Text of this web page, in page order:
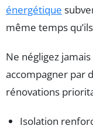
énergétique
même temps
Ne négligez
accompagner par
rénovations
Isolation